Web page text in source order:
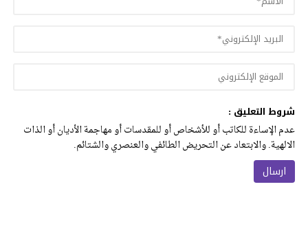
شروط التعليق :
عدم الإساءة للكاتب أو للأشخاص أو للمقدسات أو مهاجمة الأديان أو الذات
الالهية. والابتعاد عن التحريض الطائفي والعنصري والشتائم.